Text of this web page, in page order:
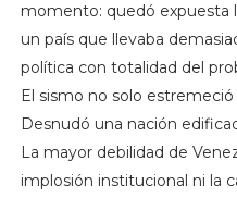
momento: quedó expuesta
un país que llevaba
política con totalidad del
El sismo no solo
Desnudó una nación
La mayor debilidad de
implosión institucional ni la